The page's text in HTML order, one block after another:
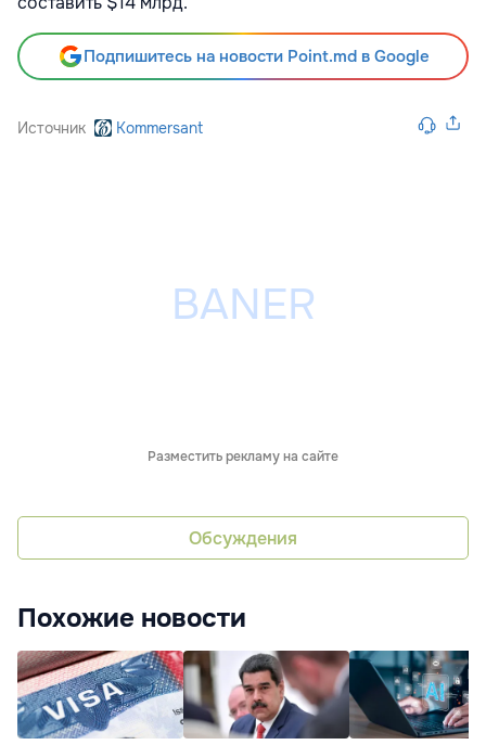
Подпишитесь на новости Point.md в Google
Источник Kommersant
Разместить рекламу на сайте
Обсуждения
Похожие новости